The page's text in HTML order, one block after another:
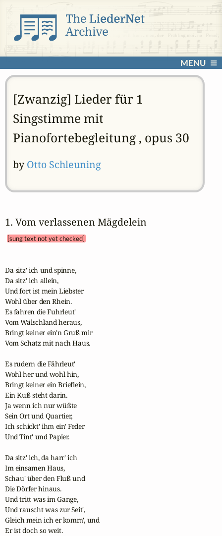
MENU
[Zwanzig] Lieder für 1
Singstimme mit
Pianofortebegleitung , opus 30
by Otto Schleuning
1. Vom verlassenen Mägdelein
[sung text not yet checked]
Da sitz' ich und spinne,
Da sitz' ich allein,
Und fort ist mein Liebster
Wohl über den Rhein.
Es fahren die Fuhrleut'
Vom Wälschland heraus,
Bringt keiner ein'n Gruß mir
Vom Schatz mit nach Haus.
Es rudern die Fährleut'
Wohl her und wohl hin,
Bringt keiner ein Brieflein,
Ein Kuß steht darin.
Ja wenn ich nur wüßte
Sein Ort und Quartier,
Ich schickt' ihm ein' Feder
Und Tint' und Papier.
Da sitz' ich, da harr' ich
Im einsamen Haus,
Schau' über den Fluß und
Die Dörfer hinaus.
Und tritt was im Gange,
Und rauscht was zur Seit',
Gleich mein ich er komm', und
Er ist doch so weit.